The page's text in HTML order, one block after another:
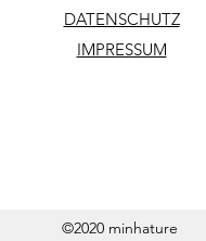
DATENSCHUTZ
IMPRESSUM
©2020 minhature